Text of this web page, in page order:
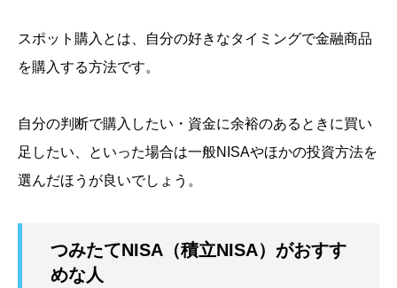
スポット購入とは、自分の好きなタイミングで金融商品
を購入する方法です。
自分の判断で購入したい・資金に余裕のあるときに買い
足したい、といった場合は一般NISAやほかの投資方法を
選んだほうが良いでしょう。
つみたてNISA（積立NISA）がおすす
めな人